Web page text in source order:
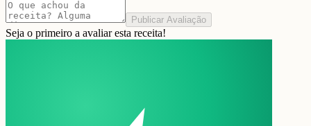
Publicar Avaliação
Seja o primeiro a avaliar esta receita!